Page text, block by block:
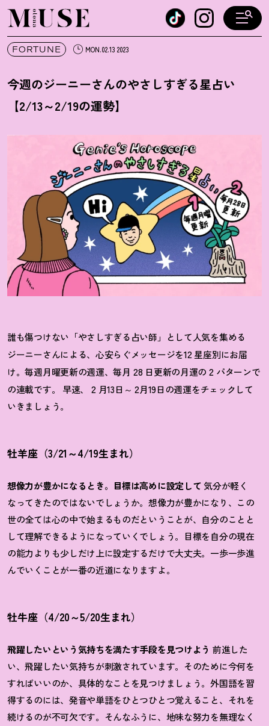
オトナミューズ ウェブ
FORTUNE MON.02.13 2023
今週のジーニーさんのやさしすぎる星占い
【2/13～2/19の運勢】
誰も傷つけない「やさしすぎる占い師」として人気を集める
ジーニーさんによる、心安らぐメッセージを12 星座別にお届
け。毎週月曜更新の週運、毎月 28 日更新の月運の 2 パターンで
の連載です。 早速、
2 月13日～ 2月19日の週運をチェックして
いきましょう。
牡羊座（3/21～4/19生まれ）
想像力が豊かになるとき。目標は高めに設定して 気分が軽く
なってきたのではないでしょうか。想像力が豊かになり、この
世の全ては心の中で始まるものだということが、自分のことと
して理解できるようになっていくでしょう。目標を自分の現在
の能力よりも少しだけ上に設定するだけで大丈夫。一歩一歩進
んでいくことが一番の近道になりますよ。
牡牛座（4/20～5/20生まれ）
飛躍したいという気持ちを満たす手段を見つけよう 前進した
い、飛躍したい気持ちが刺激されています。そのために今何を
すればいいのか、具体的なことを見つけましょう。外国語を習
得するのには、発音や単語をひとつひとつ覚えること、それを
続けるのが不可欠です。そんなふうに、地味な努力を無理なく